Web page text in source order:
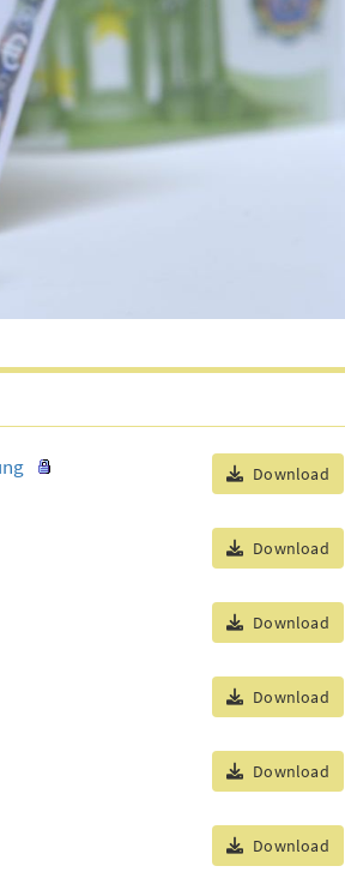
Download
Download
Download
Download
Download
Download